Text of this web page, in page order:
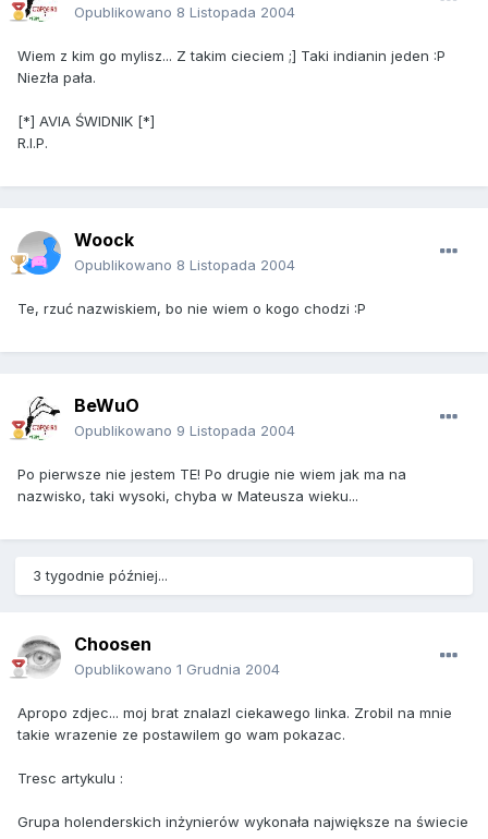
Opublikowano 8 Listopada 2004
Wiem z kim go mylisz... Z takim cieciem ;] Taki indianin jeden :P
Niezła pała.
[*] AVIA ŚWIDNIK [*]
R.I.P.
Woock
Opublikowano 8 Listopada 2004
Te, rzuć nazwiskiem, bo nie wiem o kogo chodzi :P
BeWuO
Opublikowano 9 Listopada 2004
Po pierwsze nie jestem TE! Po drugie nie wiem jak ma na
nazwisko, taki wysoki, chyba w Mateusza wieku...
3 tygodnie później...
Choosen
Opublikowano 1 Grudnia 2004
Apropo zdjec... moj brat znalazl ciekawego linka. Zrobil na mnie
takie wrazenie ze postawilem go wam pokazac.
Tresc artykulu :
Grupa holenderskich inżynierów wykonała największe na świecie